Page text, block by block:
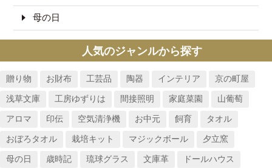
母の日
人気のジャンルから探す
贈り物 お財布 工芸品 陶器 インテリア 京の町屋
浅草文庫 工房ゆずりは 間接照明 家庭菜園 山葡萄
アロマ 印伝 空気清浄機 お中元 飼育 タオル
おぼろタオル 栽培キット マジックボール 夕立窯
母の日 歳時記 琉球グラス 文庫革 ドールハウス